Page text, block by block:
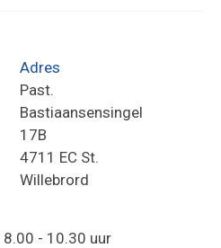
Adres
Past.
Bastiaansensingel
17B
4711 EC St.
Willebrord
- 10.30 uur